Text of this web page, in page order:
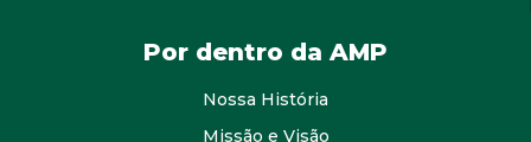
Por dentro da AMP
Nossa História
Missão e Visão